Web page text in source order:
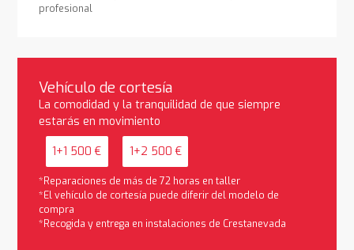
profesional
Vehículo de cortesía
La comodidad y la tranquilidad de que siempre
estarás en movimiento
1+1 500 € 1+2 500 €
*Reparaciones de más de 72 horas en taller
*El vehículo de cortesía puede diferir del modelo de
compra
*Recogida y entrega en instalaciones de Crestanevada